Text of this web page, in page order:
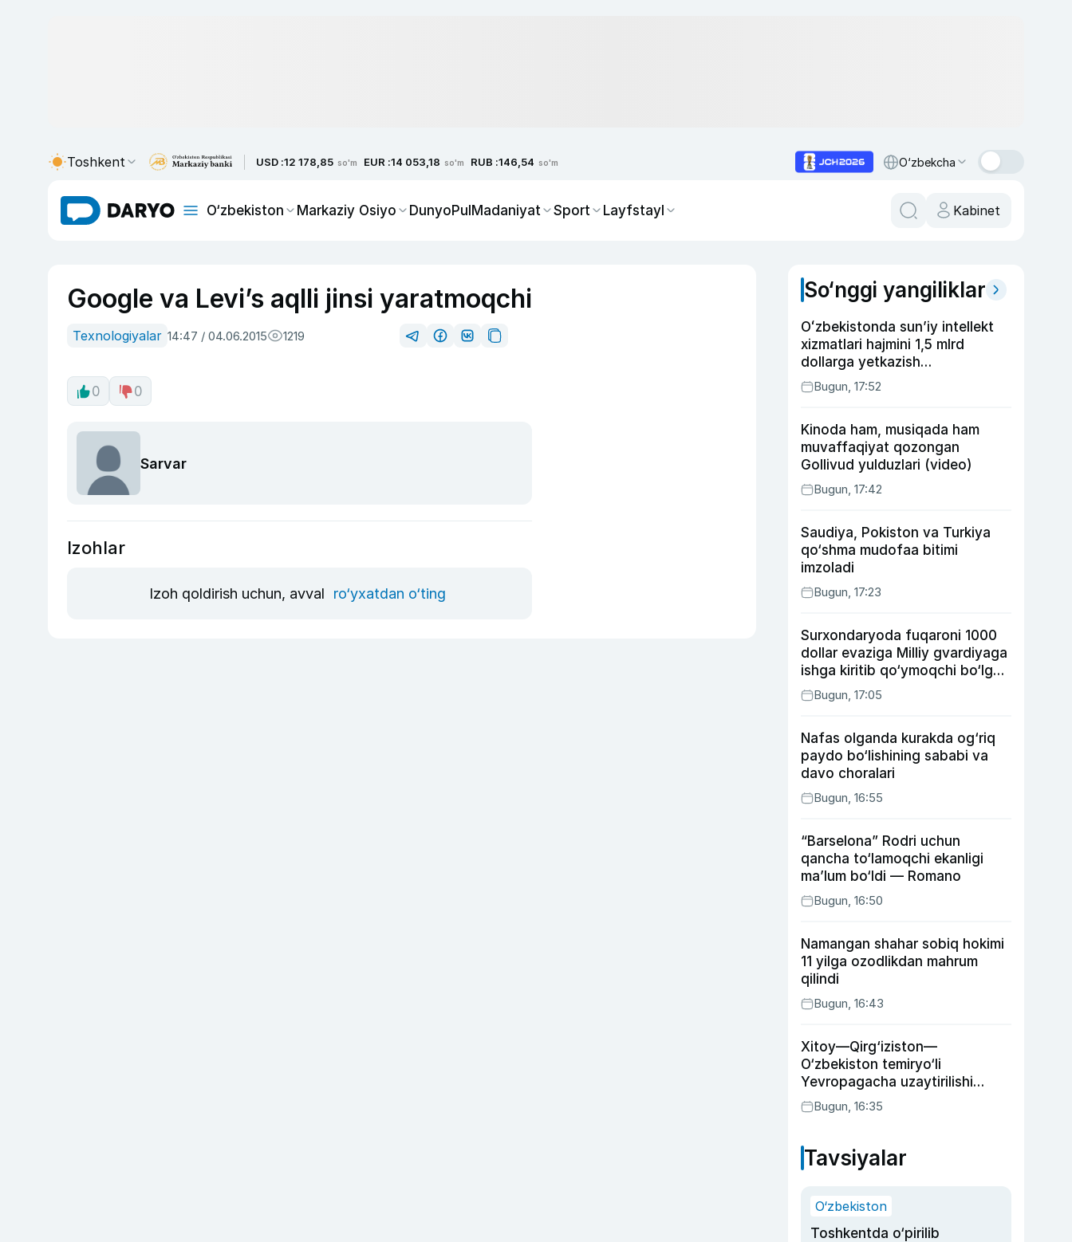
Toshkent USD :12 178,85 so'm EUR :14 053,18 so'm RUB :146,54 so'm O‘zbekcha
O‘zbekiston Markaziy Osiyo DunyoPulMadaniyat Sport Layfstayl Kabinet
Google va Levi’s aqlli jinsi yaratmoqchi
Texnologiyalar 14:47 / 04.06.2015 1219
0 0
Sarvar
Izohlar
Izoh qoldirish uchun, avval ro‘yxatdan o‘ting
So‘nggi yangiliklar
Oʻzbekistonda sunʼiy intellekt
xizmatlari hajmini 1,5 mlrd
dollarga yetkazish
rejalashtirilmoqda
Bugun, 17:52
Kinoda ham, musiqada ham
muvaffaqiyat qozongan
Gollivud yulduzlari (video)
Bugun, 17:42
Saudiya, Pokiston va Turkiya
qo‘shma mudofaa bitimi
imzoladi
Bugun, 17:23
Surxondaryoda fuqaroni 1000
dollar evaziga Milliy gvardiyaga
ishga kiritib qo‘ymoqchi bo‘lgan
shaxs ushlandi
Bugun, 17:05
Nafas olganda kurakda og‘riq
paydo bo‘lishining sababi va
davo choralari
Bugun, 16:55
“Barselona” Rodri uchun
qancha to‘lamoqchi ekanligi
ma’lum bo‘ldi — Romano
Bugun, 16:50
Namangan shahar sobiq hokimi
11 yilga ozodlikdan mahrum
qilindi
Bugun, 16:43
Xitoy—Qirg‘iziston—
O‘zbekiston temiryo‘li
Yevropagacha uzaytirilishi
mumkin
Bugun, 16:35
Tavsiyalar
O‘zbekiston
Toshkentda o‘pirilib